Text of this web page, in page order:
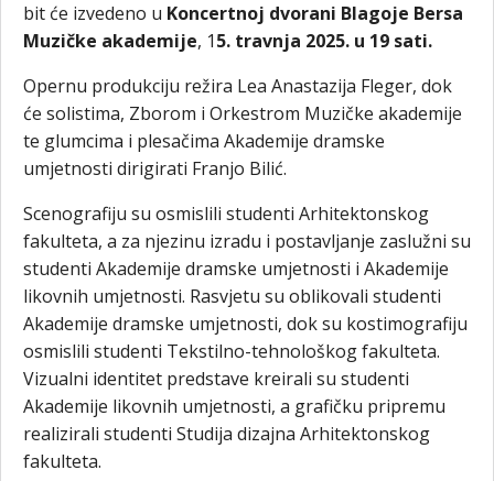
bit će izvedeno u Koncertnoj dvorani Blagoje Bersa
Muzičke akademije, 15. travnja 2025. u 19 sati.
Opernu produkciju režira Lea Anastazija Fleger, dok
će solistima, Zborom i Orkestrom Muzičke akademije
te glumcima i plesačima Akademije dramske
umjetnosti dirigirati Franjo Bilić.
Scenografiju su osmislili studenti Arhitektonskog
fakulteta, a za njezinu izradu i postavljanje zaslužni su
studenti Akademije dramske umjetnosti i Akademije
likovnih umjetnosti. Rasvjetu su oblikovali studenti
Akademije dramske umjetnosti, dok su kostimografiju
osmislili studenti Tekstilno-tehnološkog fakulteta.
Vizualni identitet predstave kreirali su studenti
Akademije likovnih umjetnosti, a grafičku pripremu
realizirali studenti Studija dizajna Arhitektonskog
fakulteta.